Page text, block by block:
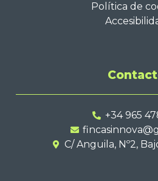
Política de
+34 965
C/ Anguila, Nº2,